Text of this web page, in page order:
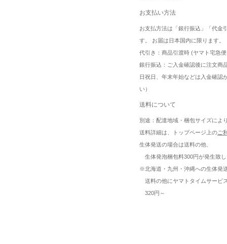
お支払い方法
お支払方法は「銀行振込」「代金
す。 お届は日本国内に限ります。
代引き：商品引渡時 (ヤマト宅急
銀行振込：ご入金確認後に注文
日祝日、年末年始などは入金確認
い）
送料について
別途：配達地域・梱包サイズによ
送料詳細は、トップページ上のご
生体発送の場合は送料の他、
生体発泡梱包料300円が発生致
※北海道・九州・沖縄への生体発
送料の他にヤマトタイムサー
320円～